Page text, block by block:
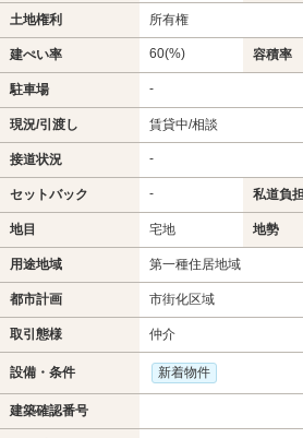
土地権利 所有権
建ぺい率 60(%) 容積率
駐車場 -
現況/引渡し 賃貸中/相談
接道状況 -
セットバック - 私道負
地目 宅地 地勢
用途地域 第一種住居地域
都市計画 市街化区域
取引態様 仲介
設備・条件 新着物件
建築確認番号